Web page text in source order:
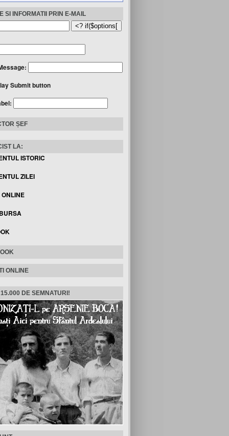
SI INFORMATII PRIN E-MAIL
Submit button
ȘEF
LA:
ISTORIC
ZILEI
ONLINE
DE SEMNATURI!